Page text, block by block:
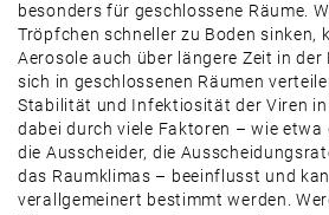
besonders für geschlossene Räume.
Tröpfchen schneller zu Boden sinken,
Aerosole auch über längere Zeit in
sich in geschlossenen Räumen
Stabilität und Infektiosität der Viren
dabei durch viele Faktoren – wie
die Ausscheider, die
das Raumklimas – beeinflusst und
verallgemeinert bestimmt werden.